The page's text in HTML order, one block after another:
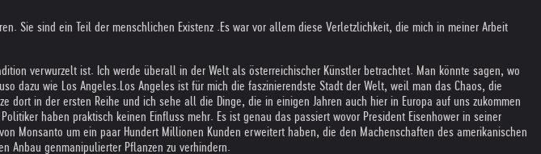
Sie sind ein Teil der menschlichen Existenz .Es war vor allem diese Verletzlichkeit, die mich in meiner Arbeit
verwurzelt ist. Ich werde überall in der Welt als österreichischer Künstler betrachtet. Man könnte sagen, wo
dazu wie Los Angeles. Los Angeles ist für mich die faszinierendste Stadt der Welt, weil man das Chaos, die
in der ersten Reihe und ich sehe all die Dinge, die in einigen Jahren auch hier in Europa auf uns zukommen
haben praktisch keinen Einfluss mehr. Es ist genau das passiert wovor President Eisenhower in seiner
Monsanto um ein paar Hundert Millionen Kunden erweitert haben, die den Machenschaften des amerikanischen
Anbau genmanipulierter Pflanzen zu verhindern.